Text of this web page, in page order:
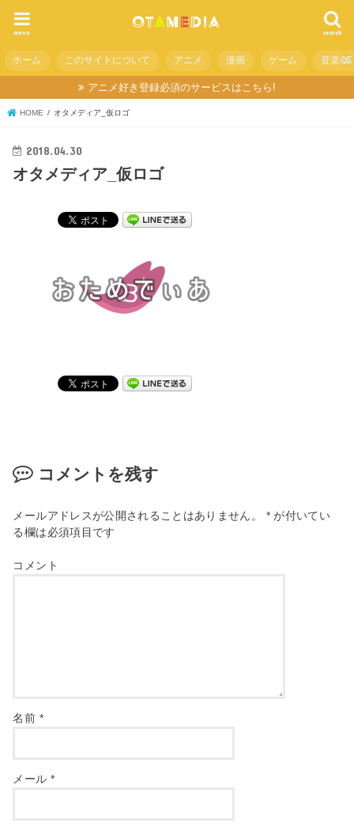
search
menu
ホーム このサイトについて アニメ 漫画 ゲーム 音楽
アニメ好き登録必須のサービスはこちら!
HOME オタメディア_仮ロゴ
2018.04.30
オタメディア_仮ロゴ
コメントを残す
メールアドレスが公開されることはありません。 *が付いてい
る欄は必須項目です
コメント
名前 *
メール *